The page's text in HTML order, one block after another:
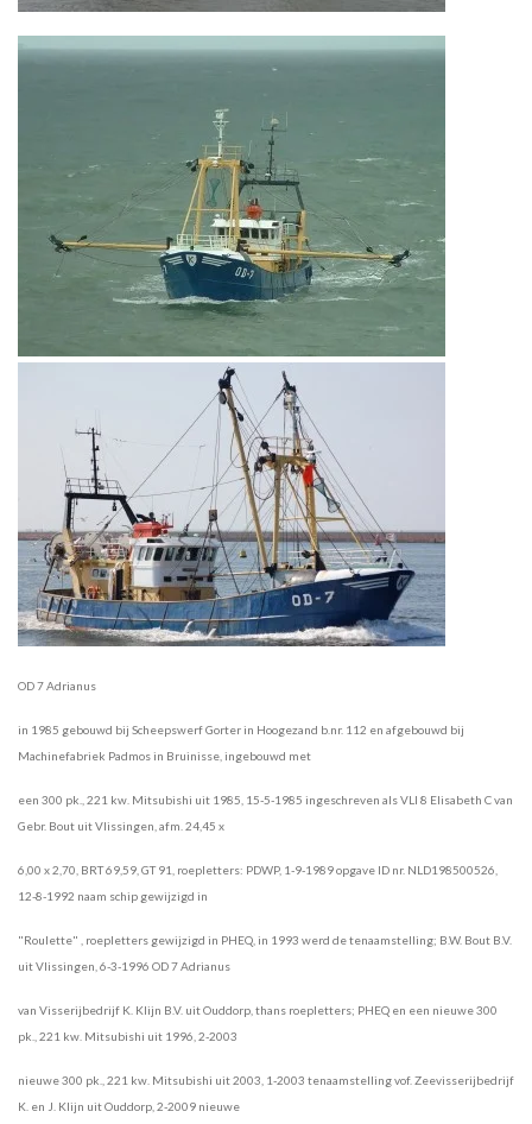
OD 7 Adrianus
in 1985 gebouwd bij Scheepswerf Gorter in Hoogezand b.nr. 112 en afgebouwd bij
Machinefabriek Padmos in Bruinisse, ingebouwd met
een 300 pk., 221 kw. Mitsubishi uit 1985, 15-5-1985 ingeschreven als VLI 8 Elisabeth Cvan
Gebr. Bout uitVlissingen, afm. 24,45 x
6,00 x 2,70, BRT 69,59, GT 91, roepletters: PDWP, 1-9-1989 opgave ID nr. NLD198500526,
12-8-1992 naam schip gewijzigd in
"Roulette" , roepletters gewijzigd in PHEQ, in 1993 werd de tenaamstelling; B.W. Bout B.V.
uitVlissingen, 6-3-1996 OD 7 Adrianus
van Visserijbedrijf K. Klijn B.V. uit Ouddorp, thans roepletters; PHEQ en een nieuwe300
pk., 221 kw. Mitsubishi uit 1996, 2-2003
nieuwe 300 pk., 221 kw. Mitsubishi uit 2003, 1-2003 tenaamstellingvof. Zeevisserijbedrijf
K. en J. Klijn uit Ouddorp, 2-2009 nieuwe